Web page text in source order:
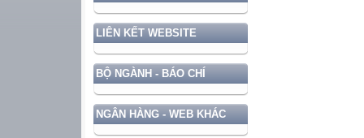
LIÊN KẾT WEBSITE
BỘ NGÀNH - BÁO CHÍ
NGÂN HÀNG - WEB KHÁC